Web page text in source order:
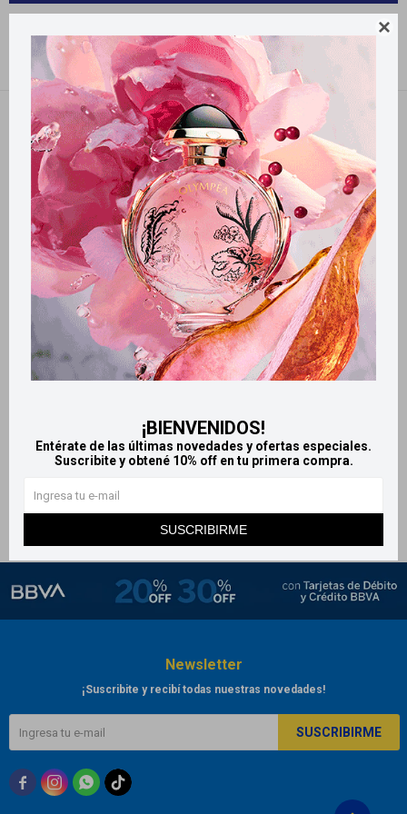

¡BIENVENIDOS!
Entérate de las últimas novedades y ofertas especiales.
Suscribite y obtené 10% off en tu primera compra.
SUSCRIBIRME
Filtrando por: Protección femenina Celsius Quitar filtros
Llega MAÑANA
Jabón íntimo Femelac
$ 671 $ 745
Newsletter
¡Suscribite y recibí todas nuestras novedades!
SUSCRIBIRME
  